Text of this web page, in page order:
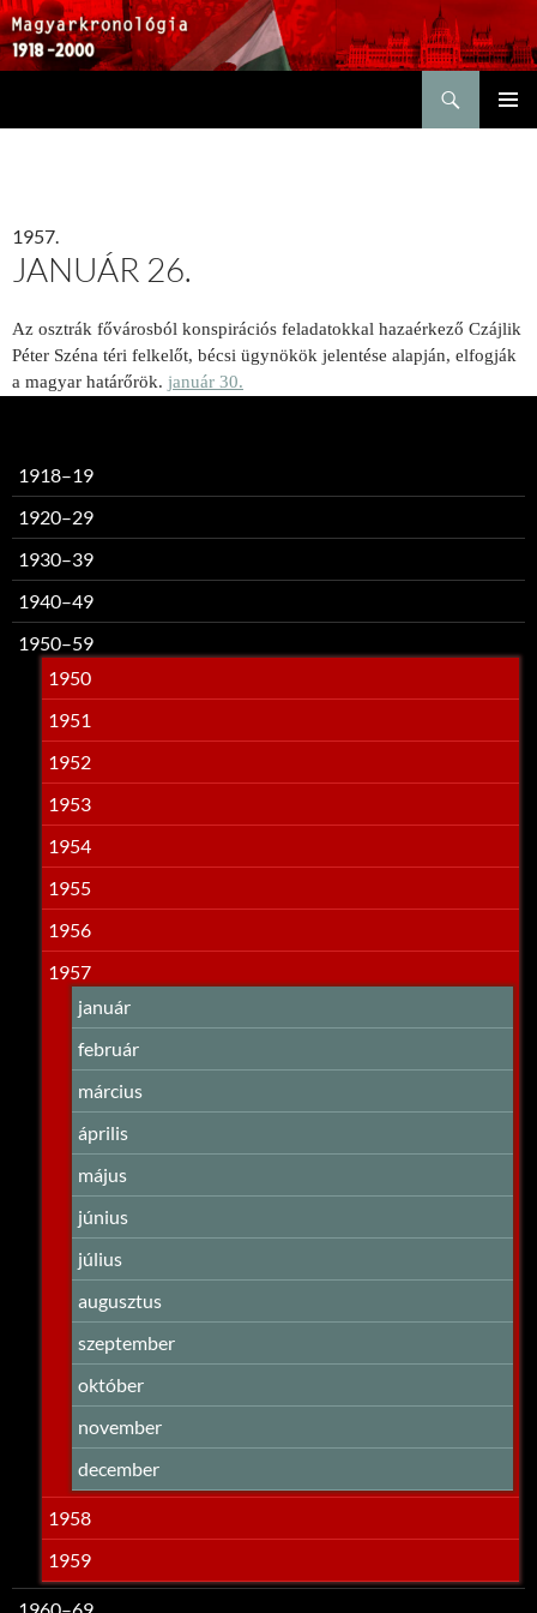
1957.
JANUÁR 26.
Az osztrák fővárosból konspirációs feladatokkal hazaérkező Czájlik
Péter Széna téri felkelőt, bécsi ügynökök jelentése alapján, elfogják
a magyar határőrök. január 30.
1918–19
1920–29
1930–39
1940–49
1950–59
1950
1951
1952
1953
1954
1955
1956
1957
január
február
március
április
május
június
július
augusztus
szeptember
október
november
december
1958
1959